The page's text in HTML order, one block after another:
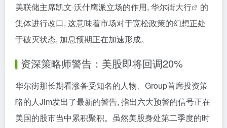
美联储主席凯文·沃什鹰派立场的作用, 华尔街大行
的
集体进行改口, 这意味着市场对于宽松政策的幻想正处
于破灭状态, 加息预期正在加速形成。
资深策略师警告：美股即将回调20%
华尔街那长期看涨备受知名的人物、Group首席投资策
略的人Jim发出了最新的警告, 指出六大预警的信号正在
美国的股市当中累积聚积。虽然美股身处第二季度的时